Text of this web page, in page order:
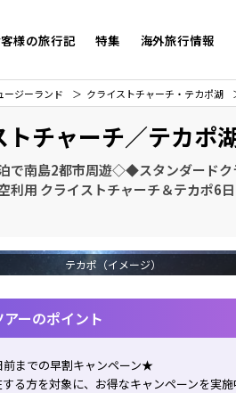
様の旅行記 特集 海外旅行情報
ージーランド クライストチャーチ・テカポ湖
トチャーチ／テカポ
南島2都市周遊◇◆スタンダードク
利用 クライストチャーチ＆テカポ6
テカポ（イメージ）
アーのポイント
までの早割キャンペーン★
る方を対象に、お得なキャンペーンを実施